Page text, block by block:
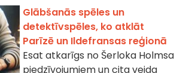
Glābšanās spēles un
detektīvspēles, ko atklāt
Parīzē un Ildefransas reģionā
Esat atkarīgs no Šerloka Holmsa
piedzīvojumiem un cita veida